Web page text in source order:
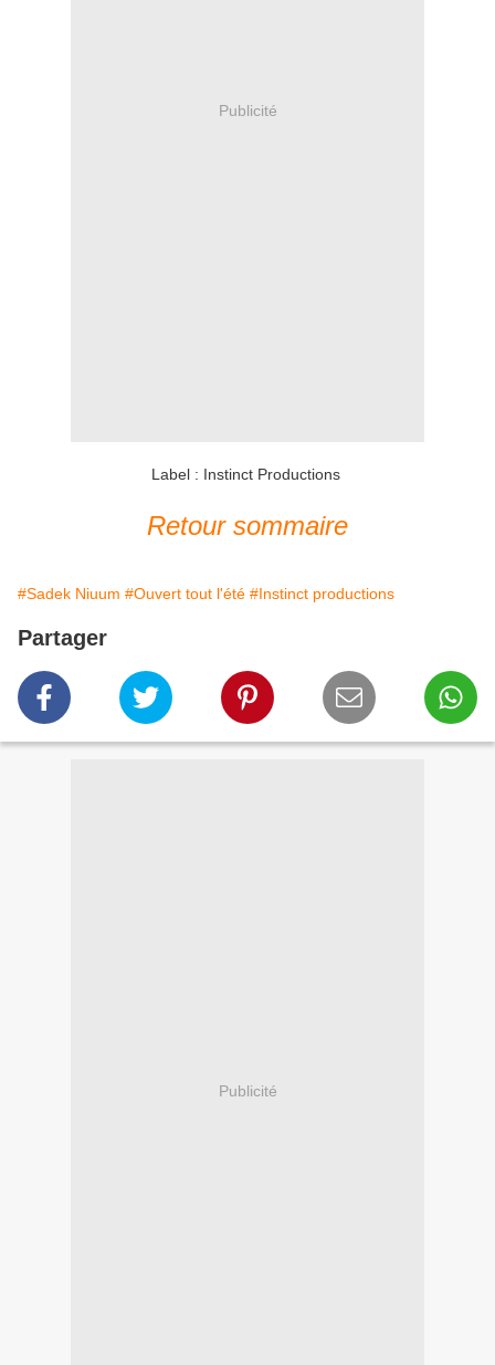
Publicité
Label : Instinct Productions
Retour sommaire
#Sadek Niuum #Ouvert tout l'été #Instinct productions
Partager
Publicité